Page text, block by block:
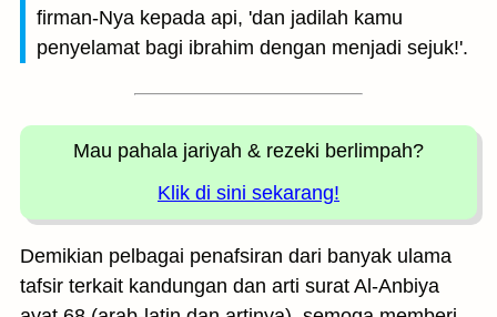
firman-Nya kepada api, 'dan jadilah kamu
penyelamat bagi ibrahim dengan menjadi sejuk!'.
Mau pahala jariyah & rezeki berlimpah?
Klik di sini sekarang!
Demikian pelbagai penafsiran dari banyak ulama
tafsir terkait kandungan dan arti surat Al-Anbiya